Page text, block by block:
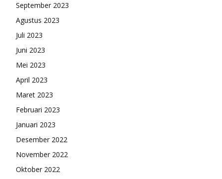
September 2023
Agustus 2023
Juli 2023
Juni 2023
Mei 2023
April 2023
Maret 2023
Februari 2023
Januari 2023
Desember 2022
November 2022
Oktober 2022